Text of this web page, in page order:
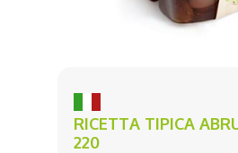
RICETTA TIPICA
220